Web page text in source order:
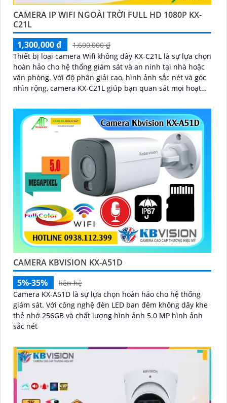
CAMERA IP WIFI NGOÀI TRỜI FULL HD 1080P KX-
C21L
1,300,000 ₫
1,600,000 ₫
Thiết bị loại camera Wifi không dây KX-C21L là sự lựa chọn
hoàn hảo cho hệ thống giám sát và an ninh tại nhà hoặc
văn phòng. Với độ phân giải cao, hình ảnh sắc nét và góc
nhìn rộng, camera KX-C21L giúp bạn quan sát mọi hoạt
CAMERA KBVISION KX-A51D
5%-35%
liên hệ
Camera KX-A51D là sự lựa chọn hoàn hảo cho hệ thống
giám sát. Với công nghệ đèn LED ban đêm không dây khe
thẻ nhớ 256GB và chất lượng hình ảnh 5.0 MP hình ảnh
sắc nét